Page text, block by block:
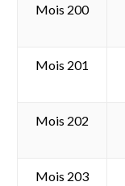
Mois 200
Mois 201
Mois 202
Mois 203